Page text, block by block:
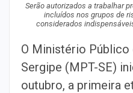
Serão autorizados a trabalhar
incluídos nos grupos de
considerados
O Ministério Público
Sergipe (MPT-SE)
outubro, a primeira